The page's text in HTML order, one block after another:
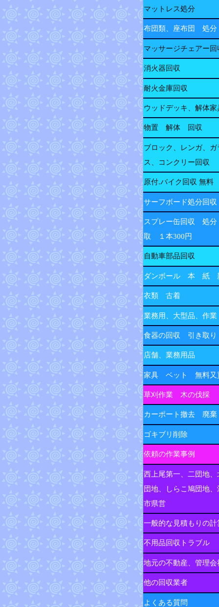
マットレス処分
布団類、座布団 処分
マッサージチェアー回
消火器回収
耐火金庫回収
ウッドデッキ、解体家
物置 解体 回収
ブロック、レンガ、ガ
ス、コンクリー回収
原付.バイク回収 無料
サーフボード処分回収
スプレー缶回収 処
取 １本300円
自動車部品回収
ダンボール 本 紙
衣類 古着
業務用、大型品、作業
食器の回収 引き取り
店舗、業務用品
家具 ベット 無料又
草刈作業 木の伐採
カーポート撤去 廃棄
ゴキブリ削除
依頼の作業事例
西上尾第一、二団地、
団地、しらこ鳩団地、
市県営
一般的な見積もりの計
不用品回収トラブル
地元の不動産、管理会
他の回収業者
よくある質問